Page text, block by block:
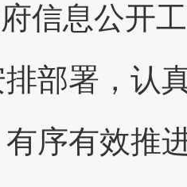
信息公开
部署，认
序有效推